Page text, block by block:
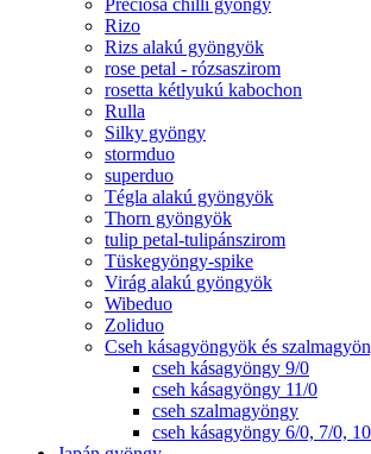
Preciosa chilli gyöngy
Rizo
Rizs alakú gyöngyök
rose petal - rózsaszirom
rosetta kétlyukú kabochon
Rulla
Silky gyöngy
stormduo
superduo
Tégla alakú gyöngyök
Thorn gyöngyök
tulip petal-tulipánszirom
Tüskegyöngy-spike
Virág alakú gyöngyök
Wibeduo
Zoliduo
Cseh kásagyöngyök és
cseh kásagyöngy 9/0
cseh kásagyöngy 11/0
cseh szalmagyöngy
cseh kásagyöngy 6/0, 7/0,